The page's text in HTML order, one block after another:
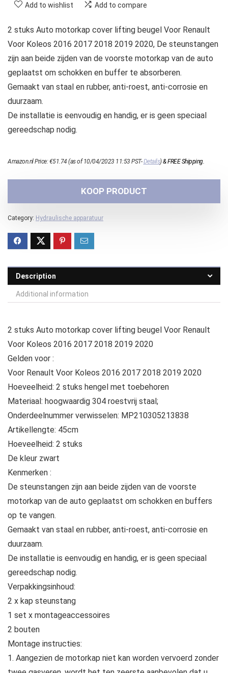
Add to wishlist Add to compare
2 stuks Auto motorkap cover lifting beugel Voor Renault
Voor Koleos 2016 2017 2018 2019 2020, De steunstangen
zijn aan beide zijden van de voorste motorkap van de auto
geplaatst om schokken en buffer te absorberen.
Gemaakt van staal en rubber, anti-roest, anti-corrosie en
duurzaam.
De installatie is eenvoudig en handig, er is geen speciaal
gereedschap nodig.
Amazon.nl Price:€51.74 (as of 10/04/2023 11:53 PST-Details)&FREE Shipping.
KOOP PRODUCT
Category: Hydraulische apparatuur
Description
Additional information
2 stuks Auto motorkap cover lifting beugel Voor Renault
Voor Koleos 2016 2017 2018 2019 2020
Gelden voor :
Voor Renault Voor Koleos 2016 2017 2018 2019 2020
Hoeveelheid: 2 stuks hengel met toebehoren
Materiaal: hoogwaardig 304 roestvrij staal;
Onderdeelnummer verwisselen: MP210305213838
Artikellengte: 45cm
Hoeveelheid: 2 stuks
De kleur zwart
Kenmerken :
De steunstangen zijn aan beide zijden van de voorste
motorkap van de auto geplaatst om schokken en buffers
op te vangen.
Gemaakt van staal en rubber, anti-roest, anti-corrosie en
duurzaam.
De installatie is eenvoudig en handig, er is geen speciaal
gereedschap nodig.
Verpakkingsinhoud:
2 x kap steunstang
1 set x montageaccessoires
2 bouten
Montage instructies:
1. Aangezien de motorkap niet kan worden vervoerd zonder